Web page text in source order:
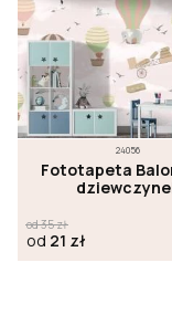
24056
Fototapeta
od35zł
od 21 zł